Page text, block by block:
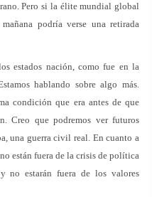
Pero si la élite mundial global
podría verse una retirada
estados nación, como fue en la
hablando sobre algo más.
condición que era antes de que
Creo que podremos ver futuros
una guerra civil real. En cuanto a
están fuera de la crisis de política
no estarán fuera de los valores